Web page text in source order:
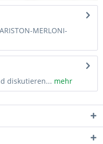
MERLONI-
diskutieren... mehr